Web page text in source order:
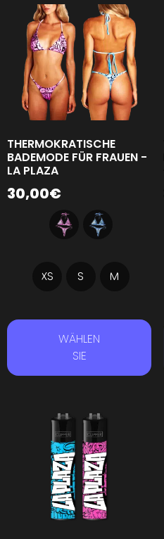
THERMOKRATISCHE
BADEMODE FÜR FRAUEN -
LA PLAZA
30,00€
XS S M
WÄHLEN
SIE